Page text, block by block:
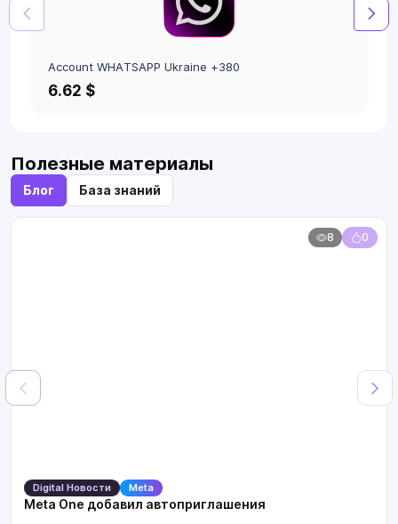
Account WHATSAPP Ukraine +380
6.62 $
Полезные материалы
Блог База знаний
8 0
Digital Новости Meta
Meta One добавил автоприглашения